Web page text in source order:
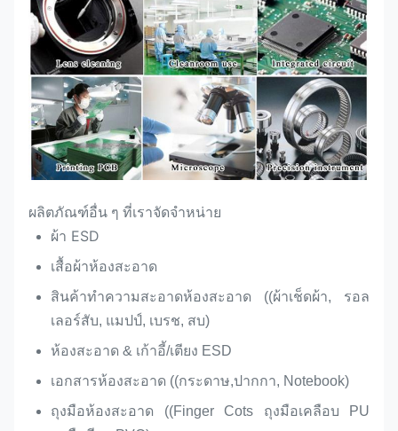
ผลิตภัณฑ์อื่น ๆ ที่เราจัดจําหน่าย
ผ้า ESD
เสื้อผ้าห้องสะอาด
สินค้าทําความสะอาดห้องสะอาด ((ผ้าเช็ดผ้า, รอล
เลอร์สับ, แมปป์, เบรช, สบ)
ห้องสะอาด & เก้าอี้/เตียง ESD
เอกสารห้องสะอาด ((กระดาษ,ปากกา, Notebook)
ถุงมือห้องสะอาด ((Finger Cots ถุงมือเคลือบ PU